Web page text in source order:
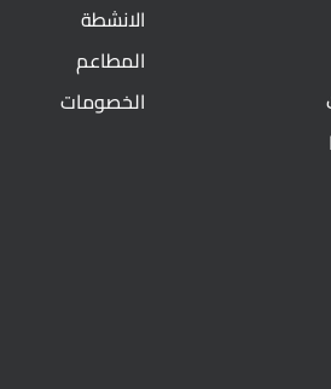
الانشطة
المطاعم
الخصومات